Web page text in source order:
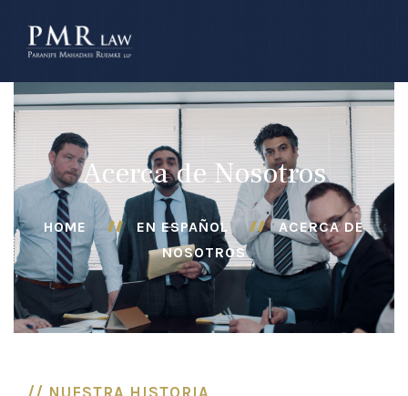
â–
Acerca de Nosotros
HOME EN ESPAÑOL
ACERCA DE
NOSOTROS
// NUESTRA HISTORIA